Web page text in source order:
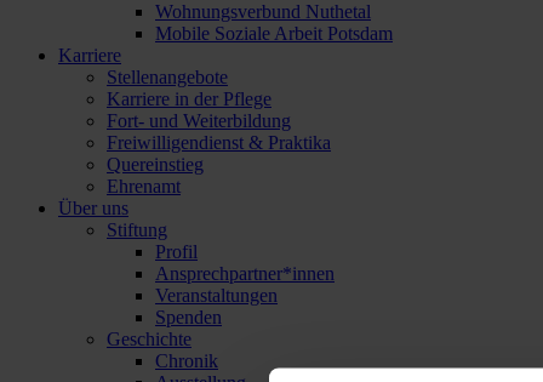
Wohnungsverbund Nuthetal
Mobile Soziale Arbeit Potsdam
Karriere
Stellenangebote
Karriere in der Pflege
Fort- und Weiterbildung
Freiwilligendienst & Praktika
Quereinstieg
Ehrenamt
Über uns
Stiftung
Profil
Ansprechpartner*innen
Veranstaltungen
Spenden
Geschichte
Chronik